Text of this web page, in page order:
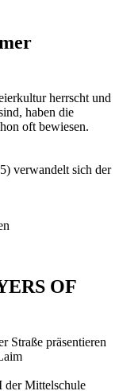
herrscht und
haben die
oft bewiesen.
verwandelt sich der
OF
Straße präsentieren
der Mittelschule